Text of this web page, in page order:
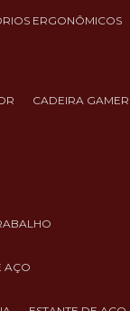
ERGONÔMICOS
CADEIRA GAMER
AÇO